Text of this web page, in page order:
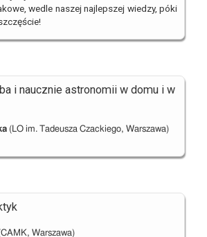
wedle naszej najlepszej wiedzy, póki
i naucznie astronomii w domu i w
(LO im. Tadeusza Czackiego, Warszawa)
Warszawa)